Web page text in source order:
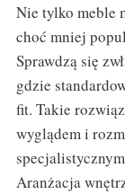
Nie tylko meble
choć mniej
Sprawdzą się
gdzie
fit. Takie
wyglądem i
Aranżacja